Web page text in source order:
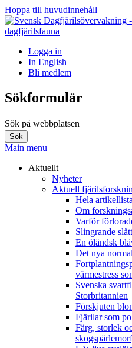
Hoppa till huvudinnehåll
Logga in
In English
Bli medlem
Sökformulär
Sök på webbplatsen
Main menu
Aktuellt
Nyheter
Aktuell
Hela
Om
Varför
Slingrande
En öländsk
Det nya
värmestress
Svenska
Storbritannien
Förskjuten
Fjärilar som
Färg, storlek